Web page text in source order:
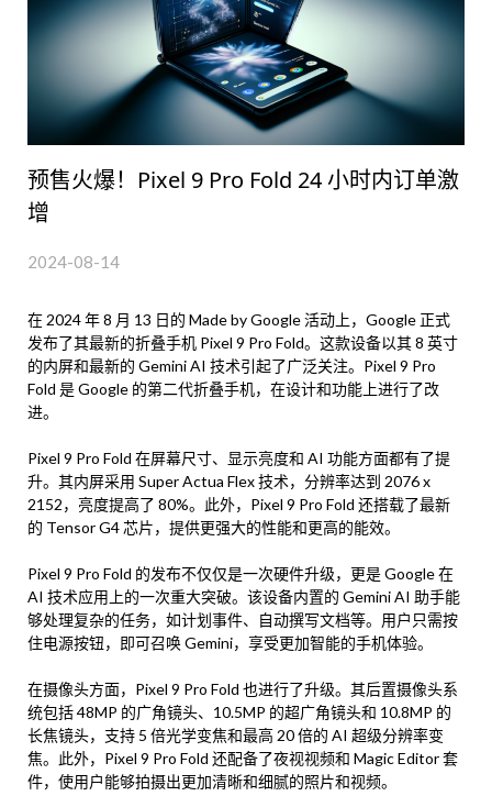
预售火爆！Pixel 9 Pro Fold 24 小时内订单激
增
2024-08-14
在 2024 年 8 月 13 日的 Made by Google 活动上，Google 正式
发布了其最新的折叠手机 Pixel 9 Pro Fold。这款设备以其 8 英寸
的内屏和最新的 Gemini AI 技术引起了广泛关注。Pixel 9 Pro
Fold 是 Google 的第二代折叠手机，在设计和功能上进行了改
进。
Pixel 9 Pro Fold 在屏幕尺寸、显示亮度和 AI 功能方面都有了提
升。其内屏采用 Super Actua Flex 技术，分辨率达到 2076 x
2152，亮度提高了 80%。此外，Pixel 9 Pro Fold 还搭载了最新
的 Tensor G4 芯片，提供更强大的性能和更高的能效。
Pixel 9 Pro Fold 的发布不仅仅是一次硬件升级，更是 Google 在
AI 技术应用上的一次重大突破。该设备内置的 Gemini AI 助手能
够处理复杂的任务，如计划事件、自动撰写文档等。用户只需按
住电源按钮，即可召唤 Gemini，享受更加智能的手机体验。
在摄像头方面，Pixel 9 Pro Fold 也进行了升级。其后置摄像头系
统包括 48MP 的广角镜头、10.5MP 的超广角镜头和 10.8MP 的
长焦镜头，支持 5 倍光学变焦和最高 20 倍的 AI 超级分辨率变
焦。此外，Pixel 9 Pro Fold 还配备了夜视视频和 Magic Editor 套
件，使用户能够拍摄出更加清晰和细腻的照片和视频。